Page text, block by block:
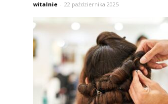
witalnie - 22 października 2025